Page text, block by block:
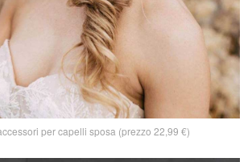
per capelli sposa (prezzo 22,99 €)